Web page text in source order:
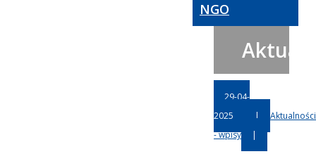
NGO
29-04-
2025
|
Aktualności
- wpisy
|